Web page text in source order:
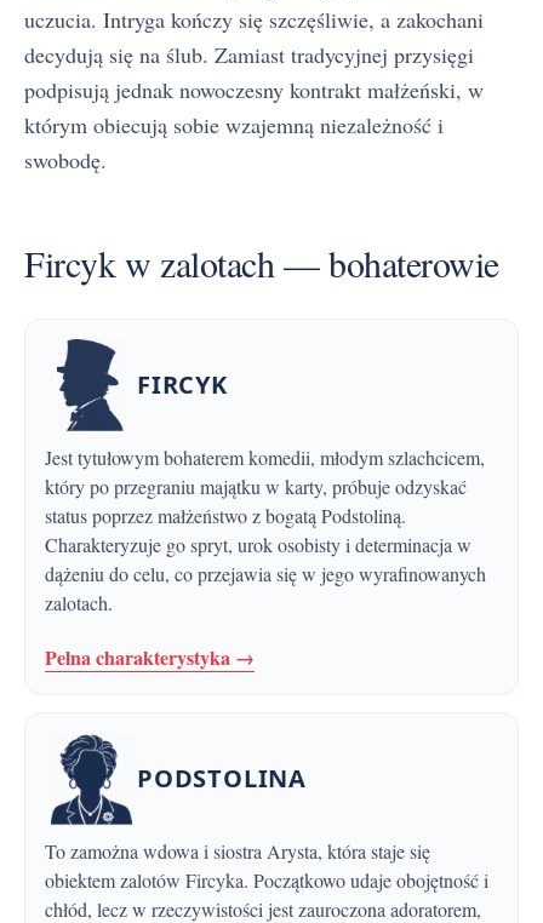
uczucia. Intryga kończy się szczęśliwie, a zakochani
decydują się na ślub. Zamiast tradycyjnej przysięgi
podpisują jednak nowoczesny kontrakt małżeński, w
którym obiecują sobie wzajemną niezależność i
swobodę.
Fircyk w zalotach — bohaterowie
FIRCYK
Jest tytułowym bohaterem komedii, młodym szlachcicem,
który po przegraniu majątku w karty, próbuje odzyskać
status poprzez małżeństwo z bogatą Podstoliną.
Charakteryzuje go spryt, urok osobisty i determinacja w
dążeniu do celu, co przejawia się w jego wyrafinowanych
zalotach.
Pelna charakterystyka →
PODSTOLINA
To zamożna wdowa i siostra Arysta, która staje się
obiektem zalotów Fircyka. Początkowo udaje obojętność i
chłód, lecz w rzeczywistości jest zauroczona adoratorem,